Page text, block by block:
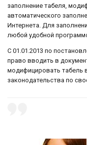
заполнение табеля,
автоматического
Интернета. Для
любой удобной
С 01.01.2013 по
право вводить в
модифицировать табель
законодательства по